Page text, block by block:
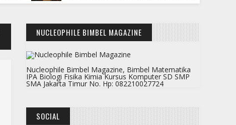
NUCLEOPHILE BIMBEL MAGAZINE
Nucleophile Bimbel Magazine, Bimbel Matematika
IPA Biologi Fisika Kimia Kursus Komputer SD SMP
SMA Jakarta Timur No. Hp: 082210027724
SOCIAL